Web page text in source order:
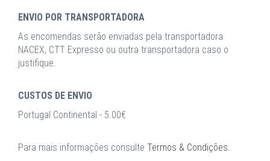
ENVIO POR TRANSPORTADORA
As encomendas serão enviadas pela transportadora
NACEX, CTT Expresso ou outra transportadora caso o
justifique.
CUSTOS DE ENVIO
Portugal Continental - 5.00€
Para mais informações consulte Termos & Condições.